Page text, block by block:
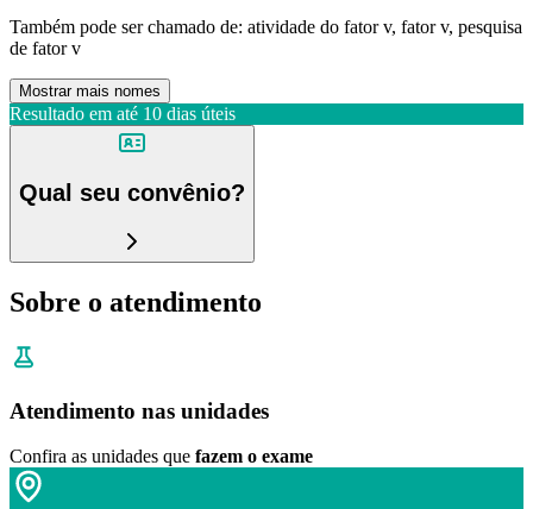
Também pode ser chamado de: atividade do fator v, fator v, pesquisa
de fator v
Mostrar mais nomes
Resultado em até 10 dias úteis
Qual seu convênio?
Sobre o atendimento
Atendimento nas unidades
Confira as unidades que fazem o exame